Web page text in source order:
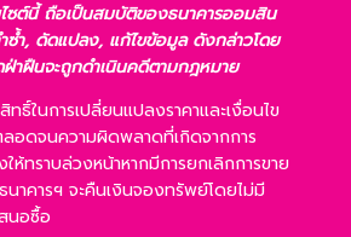
ซต์นี้ ถือเป็นสมบัติของธนาคารออมสิน
ซ้ำ, ดัดแปลง, แก้ไขข้อมูล ดังกล่าวโดย
าฝืนจะถูกดำเนินคดีตามกฎหมาย
ธิ์ในการเปลี่ยนแปลงราคาและเงื่อนไข
อดจนความผิดพลาดที่เกิดจากการ
ทราบล่วงหน้าหากมีการยกเลิกการขาย
าคารฯ จะคืนเงินจองทรัพย์โดยไม่มี
นอซื้อ